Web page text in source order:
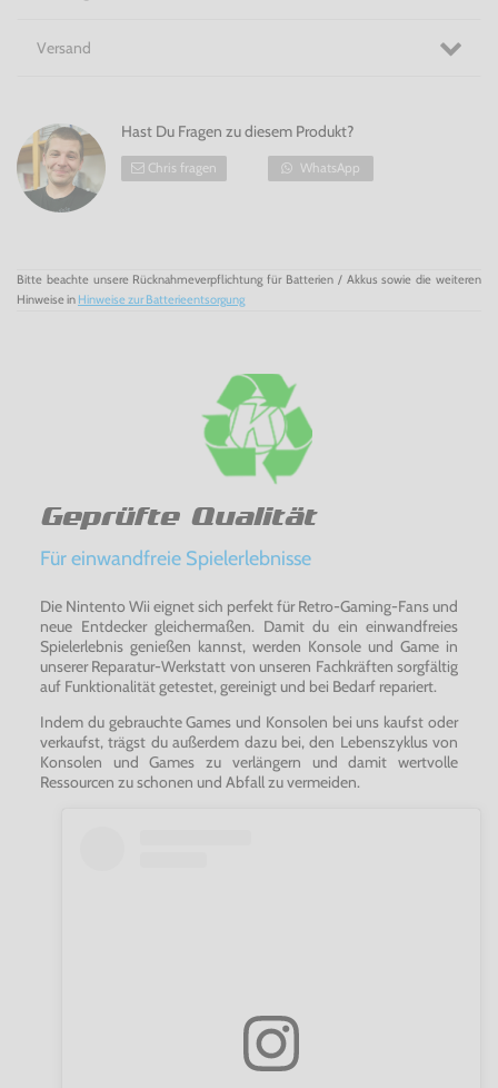
Versand
Hast Du Fragen zu diesem Produkt?
Chris fragen WhatsApp
Bitte beachte unsere Rücknahmeverpflichtung für Batterien / Akkus sowie die weiteren
Hinweise in Hinweise zur Batterieentsorgung
Geprüfte Qualität
Für einwandfreie Spielerlebnisse
Die Nintento Wii eignet sich perfekt für Retro-Gaming-Fans und
neue Entdecker gleichermaßen. Damit du ein einwandfreies
Spielerlebnis genießen kannst, werden Konsole und Game in
unserer Reparatur-Werkstatt von unseren Fachkräften sorgfältig
auf Funktionalität getestet, gereinigt und bei Bedarf repariert.
Indem du gebrauchte Games und Konsolen bei uns kaufst oder
verkaufst, trägst du außerdem dazu bei, den Lebenszyklus von
Konsolen und Games zu verlängern und damit wertvolle
Ressourcen zu schonen und Abfall zu vermeiden.